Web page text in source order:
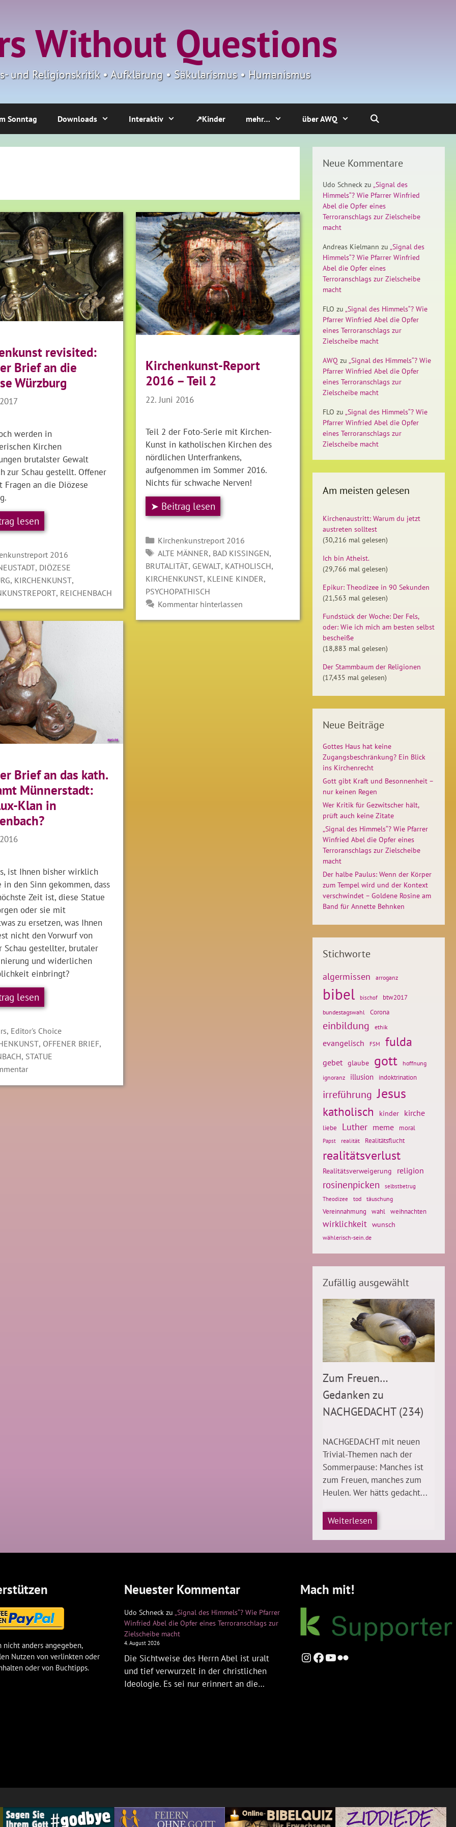
Without Questions
und Religionskritik • Aufklärung • Säkularismus • Humanismus
Sonntag Downloads Interaktiv ↗Kinder mehr… über AWQ
revisited:
Brief an die
Würzburg
werden in
Kirchen
brutalster Gewalt
zur Schau gestellt. Offener
Fragen an die Diözese
lesen
2016
, DIÖZESE
, KIRCHENKUNST,
, REICHENBACH
Kirchenkunst-Report
2016 – Teil 2
22. Juni 2016
Teil 2 der Foto-Serie mit Kirchen-
Kunst in katholischen Kirchen des
nördlichen Unterfrankens,
aufgenommen im Sommer 2016.
Nichts für schwache Nerven!
➤ Beitrag lesen
Kategorien
Kirchenkunstreport 2016
SCHLAGWÖRTER
ALTE MÄNNER, BAD KISSINGEN,
BRUTALITÄT, GEWALT, KATHOLISCH,
KIRCHENKUNST, KLEINE KINDER,
PSYCHOPATHISCH
Kommentar hinterlassen
Brief an das kath.
Münnerstadt:
Klan in
ist Ihnen bisher wirklich
in den Sinn gekommen, dass
Zeit ist, diese Statue
oder sie mit
zu ersetzen, was Ihnen
nicht den Vorwurf von
Schau gestellter, brutaler
und widerlichen
einbringt?
lesen
, Editor's Choice
, OFFENER BRIEF,
, STATUE
Neue Kommentare
Udo Schneck zu „Signal des
Himmels“? Wie Pfarrer Winfried
Abel die Opfer eines
Terroranschlags zur Zielscheibe
macht
Andreas Kielmann zu „Signal des
Himmels“? Wie Pfarrer Winfried
Abel die Opfer eines
Terroranschlags zur Zielscheibe
macht
FLO zu „Signal des Himmels“? Wie
Pfarrer Winfried Abel die Opfer
eines Terroranschlags zur
Zielscheibe macht
AWQ zu „Signal des Himmels“? Wie
Pfarrer Winfried Abel die Opfer
eines Terroranschlags zur
Zielscheibe macht
FLO zu „Signal des Himmels“? Wie
Pfarrer Winfried Abel die Opfer
eines Terroranschlags zur
Zielscheibe macht
Am meisten gelesen
Kirchenaustritt: Warum du jetzt
austreten solltest
(30,216 mal gelesen)
Ich bin Atheist.
(29,766 mal gelesen)
Epikur: Theodizee in 90 Sekunden
(21,563 mal gelesen)
Fundstück der Woche: Der Fels,
oder: Wie ich mich am besten selbst
bescheiße
(18,883 mal gelesen)
Der Stammbaum der Religionen
(17,435 mal gelesen)
Neue Beiträge
Gottes Haus hat keine
Zugangsbeschränkung? Ein Blick
ins Kirchenrecht
Gott gibt Kraft und Besonnenheit –
nur keinen Regen
Wer Kritik für Gezwitscher hält,
prüft auch keine Zitate
„Signal des Himmels“? Wie Pfarrer
Winfried Abel die Opfer eines
Terroranschlags zur Zielscheibe
macht
Der halbe Paulus: Wenn der Körper
zum Tempel wird und der Kontext
verschwindet – Goldene Rosine am
Band für Annette Behnken
Stichworte
algermissen arroganz
bibel bischof btw2017
bundestagswahl Corona
einbildung ethik
evangelisch FSM fulda
gebet glaube gott
hoffnung
ignoranz
illusion indoktrination
irreführung Jesus
katholisch kinder kirche
liebe Luther meme moral
Papst realität Realitätsflucht
realitätsverlust
Realitätsverweigerung religion
rosinenpicken
selbstbetrug
Theodizee
tod täuschung
Vereinnahmung wahl weihnachten
wirklichkeit wunsch
wählerisch-sein.de
Zufällig ausgewählt
Zum Freuen…
Gedanken zu
NACHGEDACHT (234)
NACHGEDACHT mit neuen
Trivial-Themen nach der
Sommerpause: Manches ist
zum Freuen, manches zum
Heulen. Wer hätts gedacht...
Weiterlesen
nicht anders angegeben,
Nutzen von verlinkten oder
oder von Buchtipps.
Neuester Kommentar
Udo Schneck zu „Signal des Himmels“? Wie Pfarrer
Winfried Abel die Opfer eines Terroranschlags zur
Zielscheibe macht
4. August 2026
Die Sichtweise des Herrn Abel ist uralt
und tief verwurzelt in der christlichen
Ideologie. Es sei nur erinnert an die…
Mach mit!
Instagram
Facebook
YouTube
Flickr